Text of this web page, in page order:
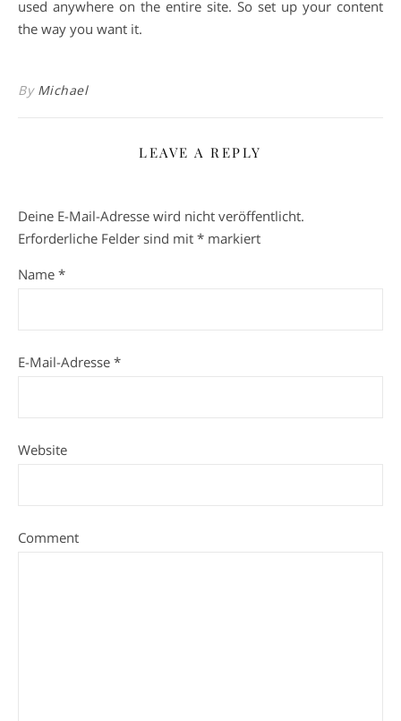
used anywhere on the entire site. So set up your content
the way you want it.
By Michael
LEAVE A REPLY
Deine E-Mail-Adresse wird nicht veröffentlicht.
Erforderliche Felder sind mit * markiert
Name *
E-Mail-Adresse *
Website
Comment